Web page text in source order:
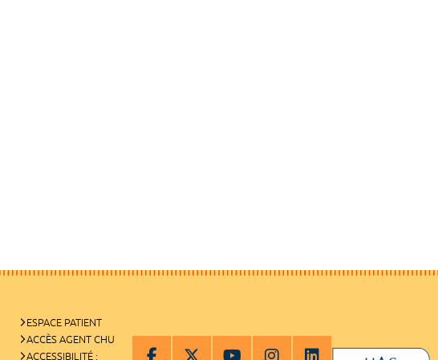
ESPACE PATIENT
ACCÈS AGENT CHU
ACCESSIBILITÉ :